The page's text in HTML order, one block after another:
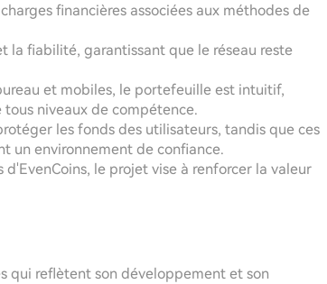
financières associées aux méthodes de
la fiabilité, garantissant que le réseau reste
et mobiles, le portefeuille est intuitif,
niveaux de compétence.
les fonds des utilisateurs, tandis que ces
un environnement de confiance.
le projet vise à renforcer la valeur
qui reflètent son développement et son